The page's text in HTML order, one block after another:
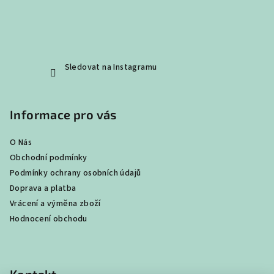
Sledovat na Instagramu
Informace pro vás
O Nás
Obchodní podmínky
Podmínky ochrany osobních údajů
Doprava a platba
Vrácení a výměna zboží
Hodnocení obchodu